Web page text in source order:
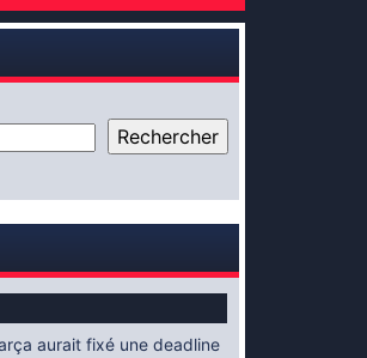
aurait fixé une deadline